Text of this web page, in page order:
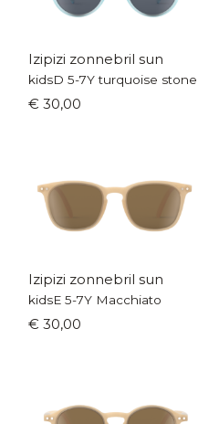
Izipizi zonnebril sun
kidsD 5-7Y turquoise stone
€ 30,00
Izipizi zonnebril sun
kidsE 5-7Y Macchiato
€ 30,00